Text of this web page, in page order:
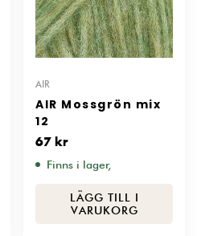
AIR
AIR Mossgrön mix
12
67 kr
Finns i lager,
LÄGG TILL I
VARUKORG